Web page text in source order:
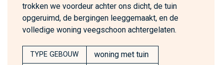
trokken we voordeur achter ons dicht, de tuin
opgeruimd, de bergingen leeggemaakt, en de
volledige woning veegschoon achtergelaten.
TYPE GEBOUW woning met tuin